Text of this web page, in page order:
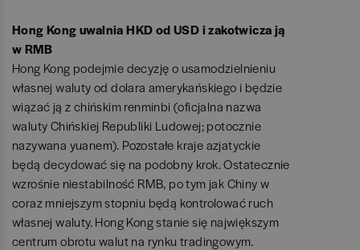
Hong Kong uwalnia HKD od USD i zakotwicza ją
w RMB
Hong Kong podejmie decyzję o usamodzielnieniu
własnej waluty od dolara amerykańskiego i będzie
wiązać ją z chińskim renminbi (oficjalna nazwa
waluty Chińskiej Republiki Ludowej; potocznie
nazywana yuanem). Pozostałe kraje azjatyckie
będą decydować się na podobny krok. Ostatecznie
wzrośnie niestabilność RMB, po tym jak Chiny w
coraz mniejszym stopniu będą kontrolować ruch
własnej waluty. Hong Kong stanie się największym
centrum obrotu walut na rynku tradingowym.